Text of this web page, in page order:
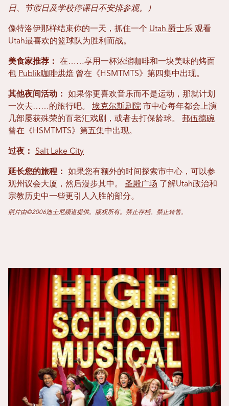
日、节假日及学校停课日不安排参观。）
像特洛伊那样结束你的一天，抓住一个 Utah 爵士乐 观看
Utah最喜欢的篮球队为胜利而战。
美食家推荐： 在……享用一杯浓缩咖啡和一块美味的烤面
包 Publik咖啡烘焙 曾在《HSMTMTS》第四集中出现。
其他夜间活动： 如果你更喜欢音乐而不是运动，那就计划
一次去……的旅行吧。 埃克尔斯剧院 市中心每年都会上演
几部屡获殊荣的百老汇戏剧，或者去打保龄球。 邦伍德碗
曾在《HSMTMTS》第五集中出现。
过夜： Salt Lake City
延长您的旅程： 如果您有额外的时间探索市中心，可以参
观州议会大厦，然后漫步其中。 圣殿广场 了解Utah政治和
宗教历史中一些更引人入胜的部分。
照片由©2006迪士尼频道提供。版权所有。禁止存档。禁止转售。